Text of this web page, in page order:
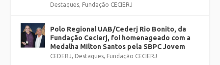
Destaques, Fundação CECIERJ
Polo Regional UAB/Cederj Rio Bonito, da
Fundação Cecierj, foi homenageado com a
Medalha Milton Santos pela SBPC Jovem
CEDERJ, Destaques, Fundação CECIERJ